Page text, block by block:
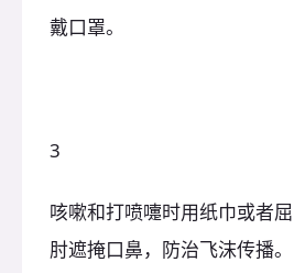
戴口罩。
3
咳嗽和打喷嚏时用纸巾或者屈
肘遮掩口鼻，防治飞沫传播。